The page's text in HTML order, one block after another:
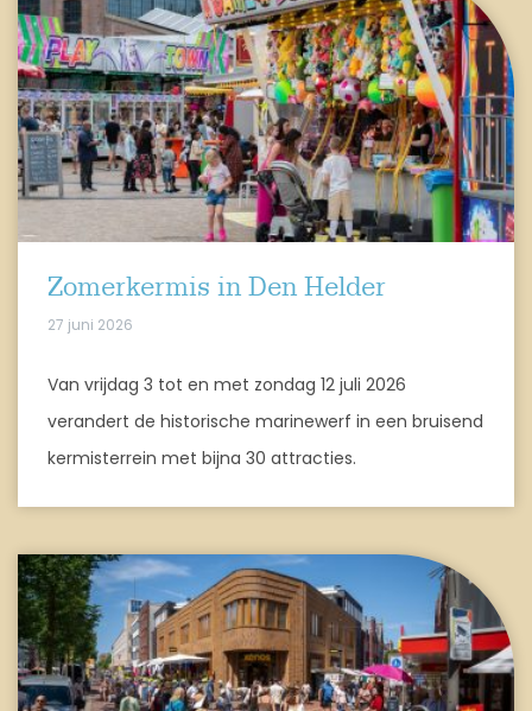
Zomerkermis in Den Helder
27 juni 2026
Van vrijdag 3 tot en met zondag 12 juli 2026
verandert de historische marinewerf in een bruisend
kermisterrein met bijna 30 attracties.